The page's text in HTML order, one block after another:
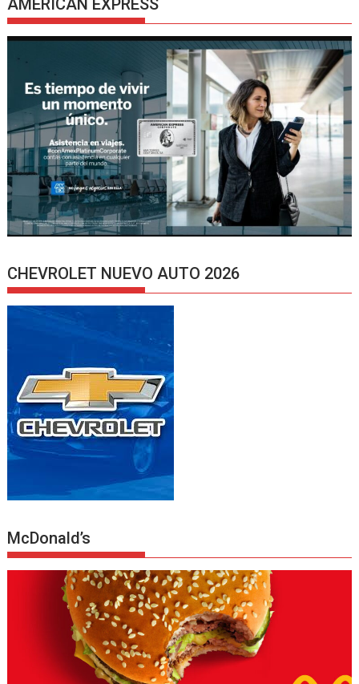
AMERICAN EXPRESS
CHEVROLET NUEVO AUTO 2026
McDonald’s